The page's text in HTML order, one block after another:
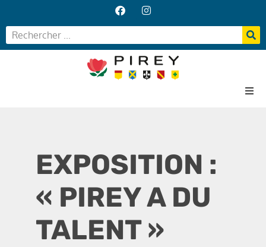
Vos services
Vie localeEXPOSITION :
« PIREY A DU
TALENT »